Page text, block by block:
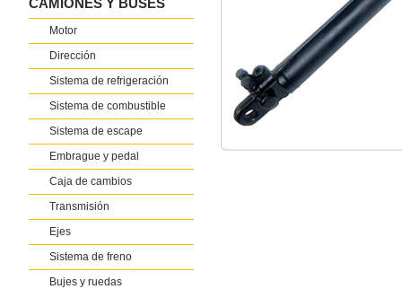
CAMIONES Y BUSES
Motor
Dirección
Sistema de refrigeración
Sistema de combustible
Sistema de escape
Embrague y pedal
Caja de cambios
Transmisión
Ejes
Sistema de freno
Bujes y ruedas